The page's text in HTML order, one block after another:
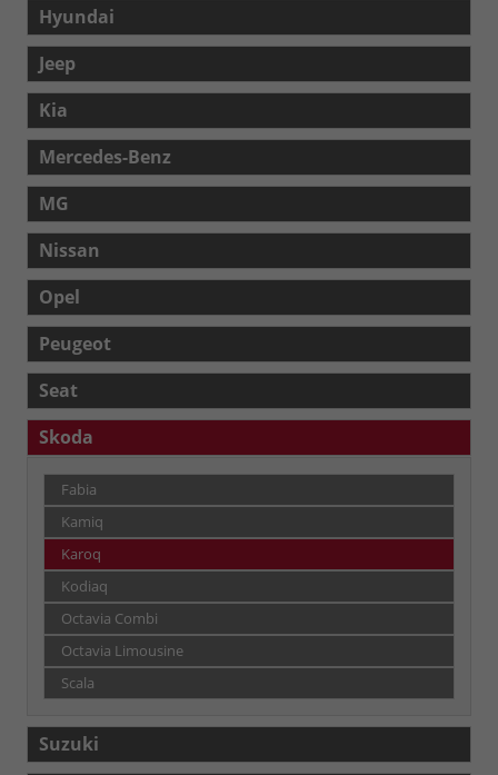
Hyundai
Jeep
Kia
Mercedes-Benz
MG
Nissan
Opel
Peugeot
Seat
Skoda
Fabia
Kamiq
Karoq
Kodiaq
Octavia Combi
Octavia Limousine
Scala
Suzuki